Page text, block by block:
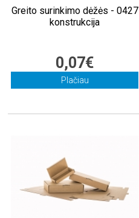
Greito surinkimo dėžės - 0427
konstrukcija
0,07€
Plačiau